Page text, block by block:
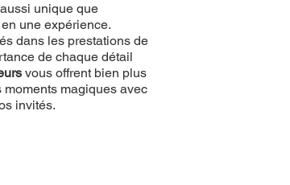
unique que
une expérience.
dans les prestations de
de chaque détail
vous offrent bien plus
moments magiques avec
invités.